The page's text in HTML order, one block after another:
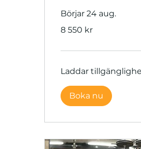
Börjar 24 aug.
svenska
8 550 kr
Laddar
Boka nu